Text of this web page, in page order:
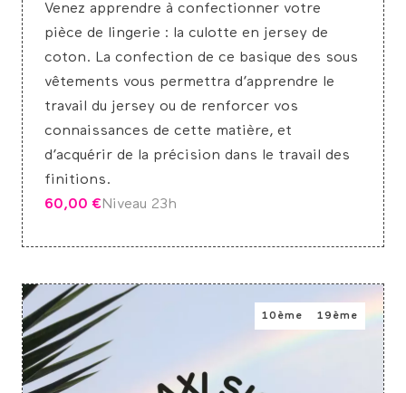
Venez apprendre à confectionner votre
pièce de lingerie : la culotte en jersey de
coton. La confection de ce basique des sous
vêtements vous permettra d’apprendre le
travail du jersey ou de renforcer vos
connaissances de cette matière, et
d’acquérir de la précision dans le travail des
finitions.
60,00 €Niveau 23h
10ème 19ème